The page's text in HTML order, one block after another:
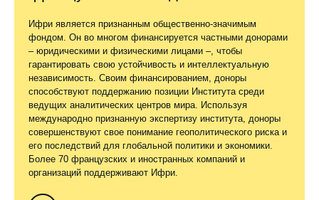
Ифри является признанным общественно-значимым
фондом. Он во многом финансируется частными донорами
– юридическими и физическими лицами –, чтобы
гарантировать свою устойчивость и интеллектуальную
независимость. Своим финансированием, доноры
способствуют поддержанию позиции Института среди
ведущих аналитических центров мира. Используя
международно признанную экспертизу института, доноры
совершенствуют свое понимание геополитического риска и
его последствий для глобальной политики и экономики.
Более 70 французских и иностранных компаний и
организаций поддерживают Ифри.